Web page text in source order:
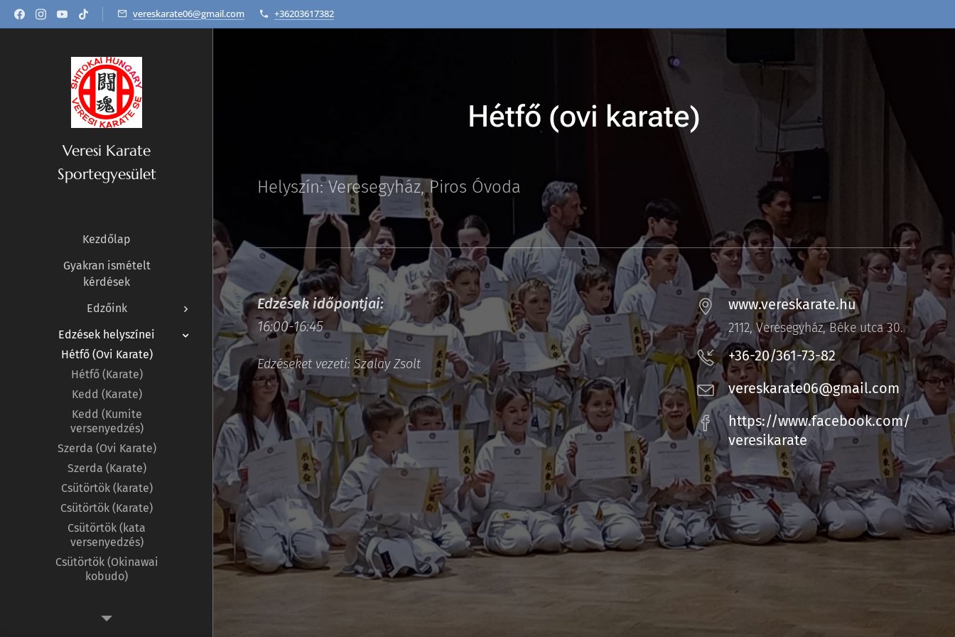
vereskarate06@gmail.com +36203617382
Veresi Karate
Sportegyesület
Kezdőlap
Gyakran ismételt
kérdések
Edzőink
Edzések helyszínei
Hétfő (Ovi Karate)
Hétfő (Karate)
Kedd (Karate)
Kedd (Kumite
versenyedzés)
Szerda (Ovi Karate)
Szerda (Karate)
Csütörtök (karate)
Csütörtök (Karate)
Csütörtök (kata
versenyedzés)
Csütörtök (Okinawai
kobudo)
Hétfő (ovi karate)
Helyszín: Veresegyház, Piros Óvoda
Edzések időpontjai:
16:00-16:45
Edzéseket vezeti: Szalay Zsolt
www.vereskarate.hu
2112, Veresegyház, Béke utca 30.
+36-20/361-73-82
vereskarate06@gmail.com
https://www.facebook.com/
veresikarate